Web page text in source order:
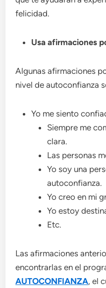
felicidad.
Usa afirmaciones
Algunas afirmaciones
nivel de autoconfianza
Yo me siento
Siempre me
clara.
Las personas
Yo soy una
autoconfianza.
Yo creo en mi
Yo estoy
Etc.
Las afirmaciones
encontrarlas en el
AUTOCONFIANZA, el